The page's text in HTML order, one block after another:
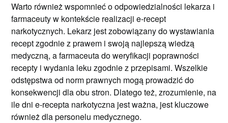
Warto również wspomnieć o odpowiedzialności lekarza i
farmaceuty w kontekście realizacji e-recept
narkotycznych. Lekarz jest zobowiązany do wystawiania
recept zgodnie z prawem i swoją najlepszą wiedzą
medyczną, a farmaceuta do weryfikacji poprawności
recepty i wydania leku zgodnie z przepisami. Wszelkie
odstępstwa od norm prawnych mogą prowadzić do
konsekwencji dla obu stron. Dlatego też, zrozumienie, na
ile dni e-recepta narkotyczna jest ważna, jest kluczowe
również dla personelu medycznego.